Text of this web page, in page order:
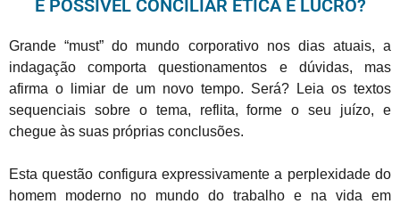
É POSSÍVEL CONCILIAR ÉTICA E LUCRO?
Grande “must” do mundo corporativo nos dias atuais, a
indagação comporta questionamentos e dúvidas, mas
afirma o limiar de um novo tempo. Será? Leia os textos
sequenciais sobre o tema, reflita, forme o seu juízo, e
chegue às suas próprias conclusões.
Esta questão configura expressivamente a perplexidade do
homem moderno no mundo do trabalho e na vida em